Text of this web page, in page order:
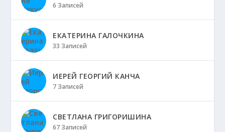
6 Записей
ЕКАТЕРИНА ГАЛОЧКИНА
33 Записей
ИЕРЕЙ ГЕОРГИЙ КАНЧА
7 Записей
СВЕТЛАНА ГРИГОРИШИНА
67 Записей